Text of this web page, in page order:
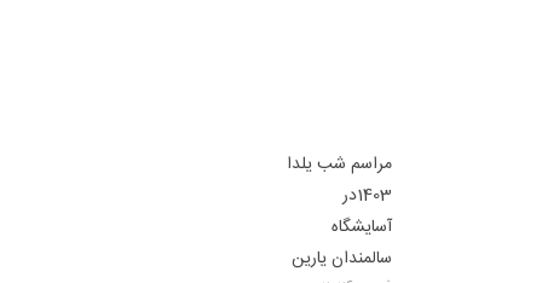
مراسم شب یلدا
1403در
آسایشگاه
سالمندان یارین